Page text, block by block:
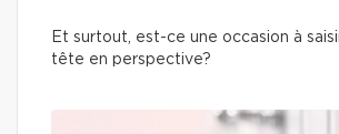
Et surtout, est-ce une occasion à
tête en perspective?